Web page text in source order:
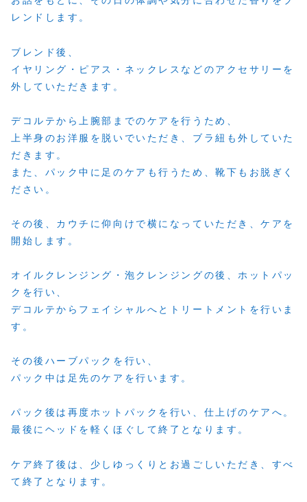
レンドします。
ブレンド後、
イヤリング・ピアス・ネックレスなどのアクセサリーを
外していただきます。
デコルテから上腕部までのケアを行うため、
上半身のお洋服を脱いでいただき、ブラ紐も外していた
だきます。
また、パック中に足のケアも行うため、靴下もお脱ぎく
ださい。
その後、カウチに仰向けで横になっていただき、ケアを
開始します。
オイルクレンジング・泡クレンジングの後、ホットパッ
クを行い、
デコルテからフェイシャルへとトリートメントを行いま
す。
その後ハーブパックを行い、
パック中は足先のケアを行います。
パック後は再度ホットパックを行い、仕上げのケアへ。
最後にヘッドを軽くほぐして終了となります。
ケア終了後は、少しゆっくりとお過ごしいただき、すべ
て終了となります。